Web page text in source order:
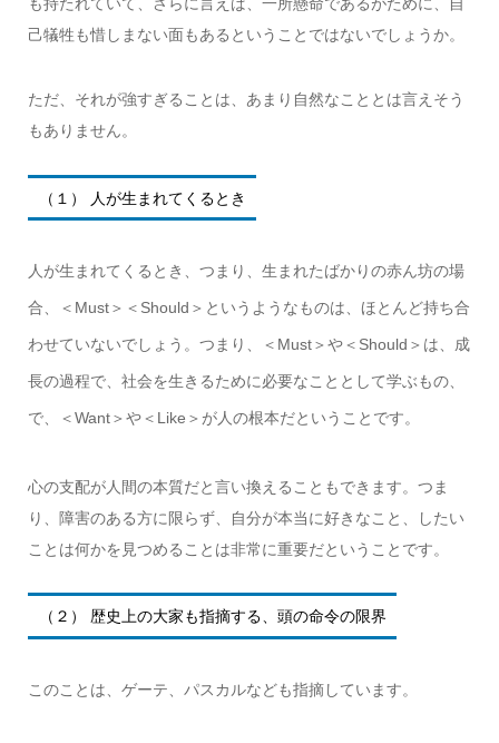
己犠牲も惜しまない面もあるということではないでしょうか。
ただ、それが強すぎることは、あまり自然なこととは言えそう
もありません。
（１） 人が生まれてくるとき
人が生まれてくるとき、つまり、生まれたばかりの赤ん坊の場
合、＜Must＞＜Should＞というようなものは、ほとんど持ち合
わせていないでしょう。つまり、＜Must＞や＜Should＞は、成
長の過程で、社会を生きるために必要なこととして学ぶもの、
で、＜Want＞や＜Like＞が人の根本だということです。
心の支配が人間の本質だと言い換えることもできます。つま
り、障害のある方に限らず、自分が本当に好きなこと、したい
ことは何かを見つめることは非常に重要だということです。
（２） 歴史上の大家も指摘する、頭の命令の限界
このことは、ゲーテ、パスカルなども指摘しています。